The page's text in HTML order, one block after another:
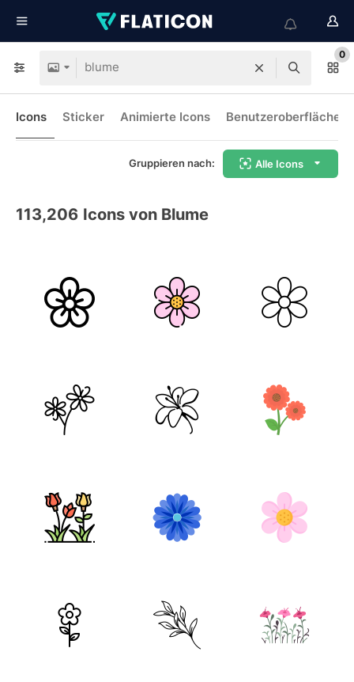
0
Icons Sticker Animierte Icons
Gruppieren nach: Alle Icons
113,206 Icons von Blume